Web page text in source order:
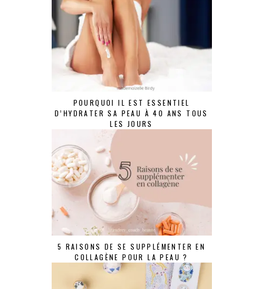
POURQUOI IL EST ESSENTIEL
D’HYDRATER SA PEAU À 40 ANS TOUS
LES JOURS
5 RAISONS DE SE SUPPLÉMENTER EN
COLLAGÈNE POUR LA PEAU ?